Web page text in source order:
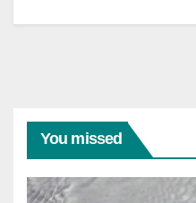
You missed